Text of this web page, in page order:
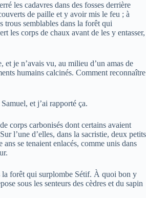
les cadavres dans des fosses derrière
de paille et y avoir mis le feu ; à
trous semblables dans la forêt qui
les corps de chaux avant de les y entasser,
et je n’avais vu, au milieu d’un amas de
humains calcinés. Comment reconnaître
et j’ai rapporté ça.
corps carbonisés dont certains avaient
l’une d’elles, dans la sacristie, deux petits
ans se tenaient enlacés, comme unis dans
la forêt qui surplombe Sétif. À quoi bon y
sous les senteurs des cèdres et du sapin